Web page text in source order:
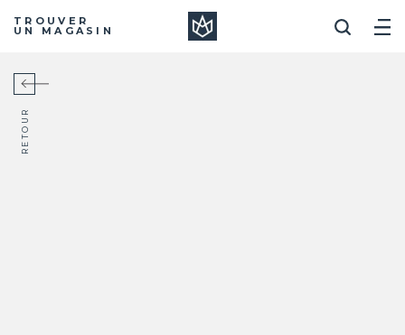
TROUVER
UN MAGASIN
RETOUR